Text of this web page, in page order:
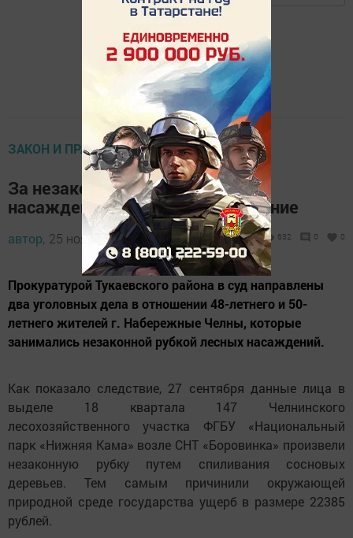
ЗАКОН И ПРАВОПОРЯДОК
За незаконную рубку лесных
насаждений – уголовное наказание
автор, 25 ноября 2011 - 05:12 632 0 0
Прокуратурой Тукаевского района в суд направлены
два уголовных дела в отношении 48-летнего и 50-
летнего жителей г. Набережные Челны, которые
занимались незаконной рубкой лесных насаждений.
Как показало следствие, 27 сентября данные лица в
выделе 18 квартала 147 Челнинского
лесохозяйственного участка ФГБУ «Национальный
парк «Нижняя Кама» возле СНТ «Боровинка» произвели
незаконную рубку путем спиливания сосновых
деревьев. Тем самым причинили окружающей
природной среде государства ущерб в размере 22385
рублей.